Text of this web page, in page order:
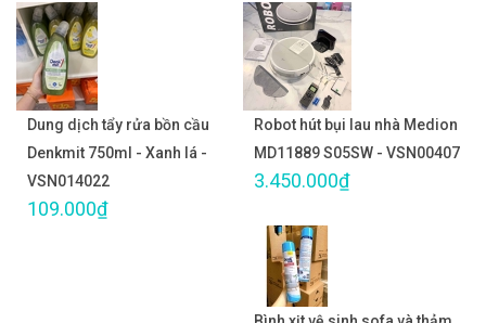
Dung dịch tẩy rửa bồn cầu
Denkmit 750ml - Xanh lá -
VSN014022
109.000₫
Robot hút bụi lau nhà Medion
MD11889 S05SW - VSN00407
3.450.000₫